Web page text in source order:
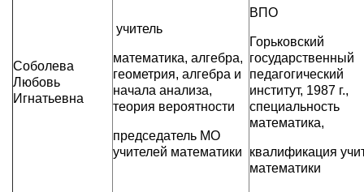
Соболева
Любовь
Игнатьевна
учитель
математика, алгебра,
геометрия, алгебра и
начала анализа,
теория вероятности
председатель МО
учителей математики
ВПО
Горьковский
государственный
педагогический
институт, 1987 г.,
специальность
математика,
квалификация
математики